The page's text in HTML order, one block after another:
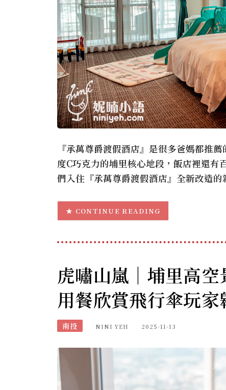
『承萬尊爵渡假酒店』是很多爸媽都推
度C巧克力的埔里核心地段，飯店裡還
們入住『承萬尊爵渡假酒店』全新改造
CONTINUE READING
虎嘯山嵐｜埔里高
用餐欣賞飛行傘玩家
南投 NINI YEH 2025-11-13